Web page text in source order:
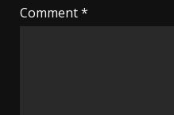
Comment*